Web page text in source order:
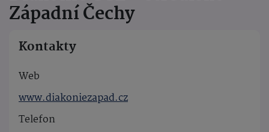
Západní Čechy
Kontakty
Web
www.diakoniezapad.cz
Telefon